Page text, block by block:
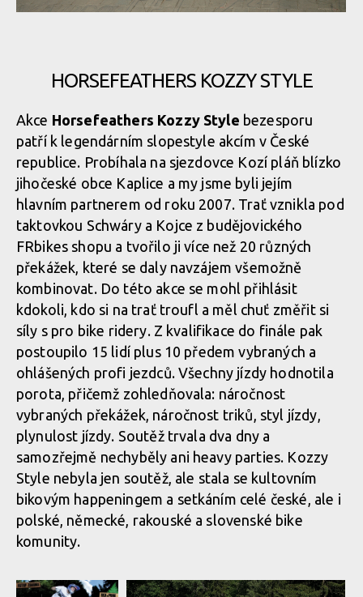
Michal Matys
Michal Matys
Michal Matys
HORSEFEATHERS KOZZY STYLE
Akce Horsefeathers Kozzy Style bezesporu
patří k legendárním slopestyle akcím v České
republice. Probíhala na sjezdovce Kozí pláň blízko
jihočeské obce Kaplice a my jsme byli jejím
hlavním partnerem od roku 2007. Trať vznikla pod
taktovkou Schwáry a Kojce z budějovického
FRbikes shopu a tvořilo ji více než 20 různých
překážek, které se daly navzájem všemožně
kombinovat. Do této akce se mohl přihlásit
kdokoli, kdo si na trať troufl a měl chuť změřit si
síly s pro bike ridery. Z kvalifikace do finále pak
postoupilo 15 lidí plus 10 předem vybraných a
ohlášených profi jezdců. Všechny jízdy hodnotila
porota, přičemž zohledňovala: náročnost
vybraných překážek, náročnost triků, styl jízdy,
plynulost jízdy. Soutěž trvala dva dny a
samozřejmě nechyběly ani heavy parties. Kozzy
Style nebyla jen soutěž, ale stala se kultovním
bikovým happeningem a setkáním celé české, ale i
polské, německé, rakouské a slovenské bike
komunity.